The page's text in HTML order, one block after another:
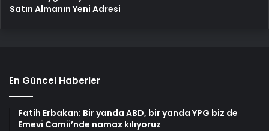
Satın Almanın Yeni Adresi
En Güncel Haberler
Fatih Erbakan: Bir yanda ABD, bir yanda YPG biz de
Emevi Camii’nde namaz kılıyoruz